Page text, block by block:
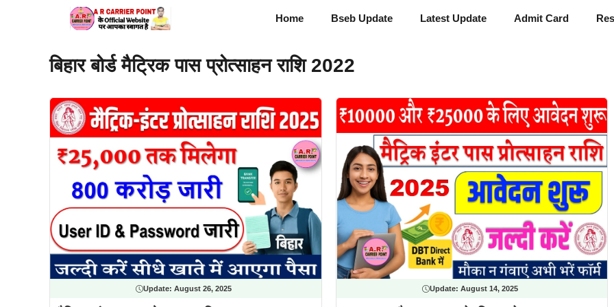
Home Bseb Update Latest Update Admit Card
बिहार बोर्ड मैट्रिक पास प्रोत्साहन राशि 2022
Update:August 26, 2025 Update: August 14, 2025